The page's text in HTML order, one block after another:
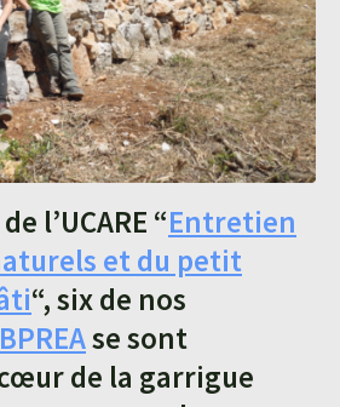
l’UCARE “Entretien
et du petit
“, six de nos
BPREAse sont
de la garrigue